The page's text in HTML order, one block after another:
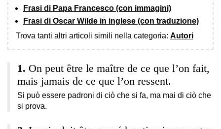
Frasi di Papa Francesco (con immagini)
Frasi di Oscar Wilde in inglese (con traduzione)
Trova tanti altri articoli simili nella categoria: Autori
On peut être le maître de ce que l’on fait,
mais jamais de ce que l’on ressent.
Si può essere padroni di ciò che si fa, ma mai di ciò che
si prova.